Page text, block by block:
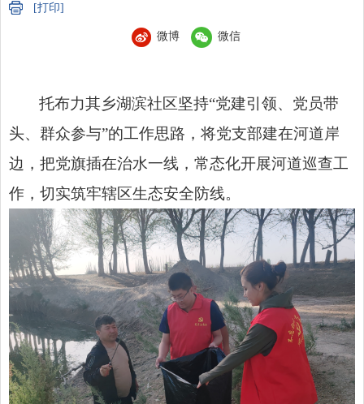
[打印]
微博 微信
托布力其乡湖滨社区坚持“党建引领、党员带
头、群众参与”的工作思路，将党支部建在河道岸
边，把党旗插在治水一线，常态化开展河道巡查工
作，切实筑牢辖区生态安全防线。